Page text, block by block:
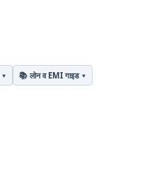
📚 लोन व EMI गाइड